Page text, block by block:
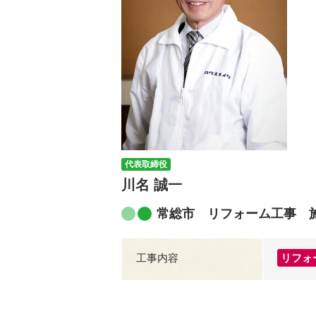
代表取締役
川名 誠一
常総市 リフォーム工事
工事内容 リフ